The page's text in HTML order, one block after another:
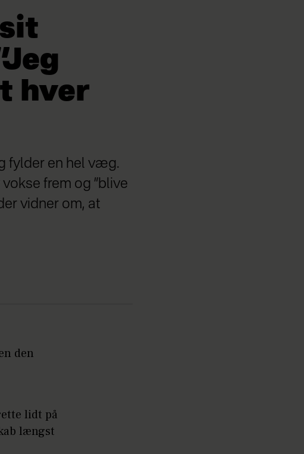
hver
fylder en hel væg.
frem og ”blive
vidner om, at
den
lidt på
længst